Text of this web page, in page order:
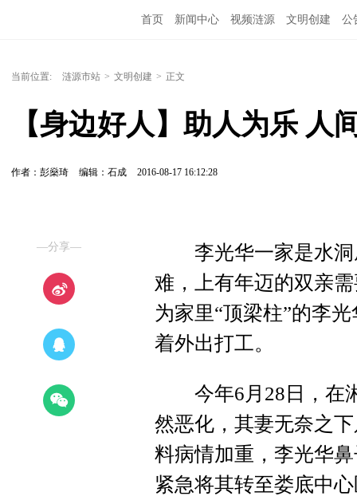
首页 新闻中心 视频涟源 文明创建 公
当前位置: 涟源市站 > 文明创建 > 正文
【身边好人】助人为乐 人
作者：彭燊琦 编辑：石成 2016-08-17 16:12:28
—分享—
李光华一家是水洞
难，上有年迈的双亲
为家里“顶梁柱”的李
着外出打工。
今年6月28日，在湘
然恶化，其妻无奈之
料病情加重，李光华
紧急将其转至娄底中